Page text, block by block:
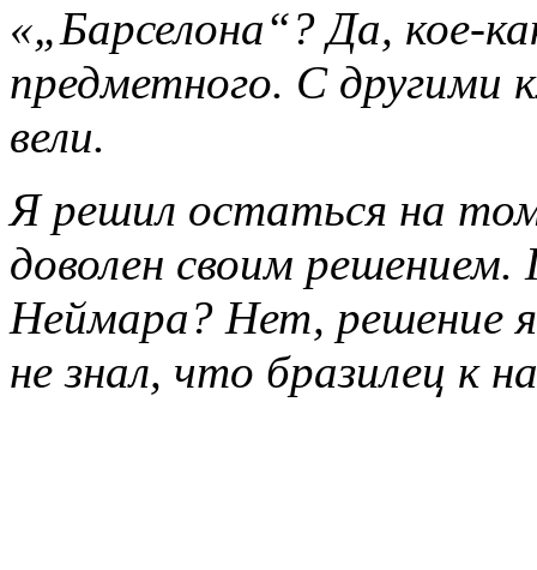
«„Барселона“? Да, кое-
предметного. С другими
вели.
Я решил остаться на
доволен своим решением.
Неймара? Нет, решение
не знал, что бразилец к